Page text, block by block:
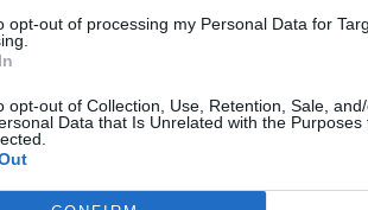
opt-out of processing my Personal Data for
opt-out of Collection, Use, Retention, Sale,
Data that Is Unrelated with the Purposes
une spatule en bois pour
la cuisson en deux temps
minutes à feu moyen (160°C).
minutes en augmentant la
dorée des frites.